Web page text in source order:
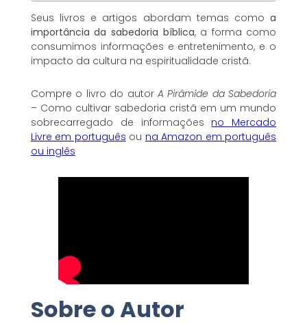
Seus livros e artigos abordam temas comoa
importância da sabedoria bíblica, a forma como
consumimos informações e entretenimento, e o
impacto da cultura na espiritualidade cristã.
Compre o livro do autor A Pirâmide da Sabedoria
– Como cultivar sabedoria cristã em um mundo
sobrecarregado de informações no Mercado
Livre em português ou na Amazon em português
ou inglês
Sobre o Autor